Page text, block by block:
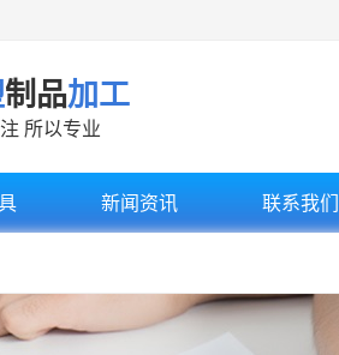
制品加工
所以专业
新闻资讯 联系我们